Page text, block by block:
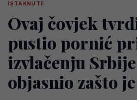
ISTAKNUTE
Ovaj čovjek
pustio pornić
izvlačenju
objasnio zašto